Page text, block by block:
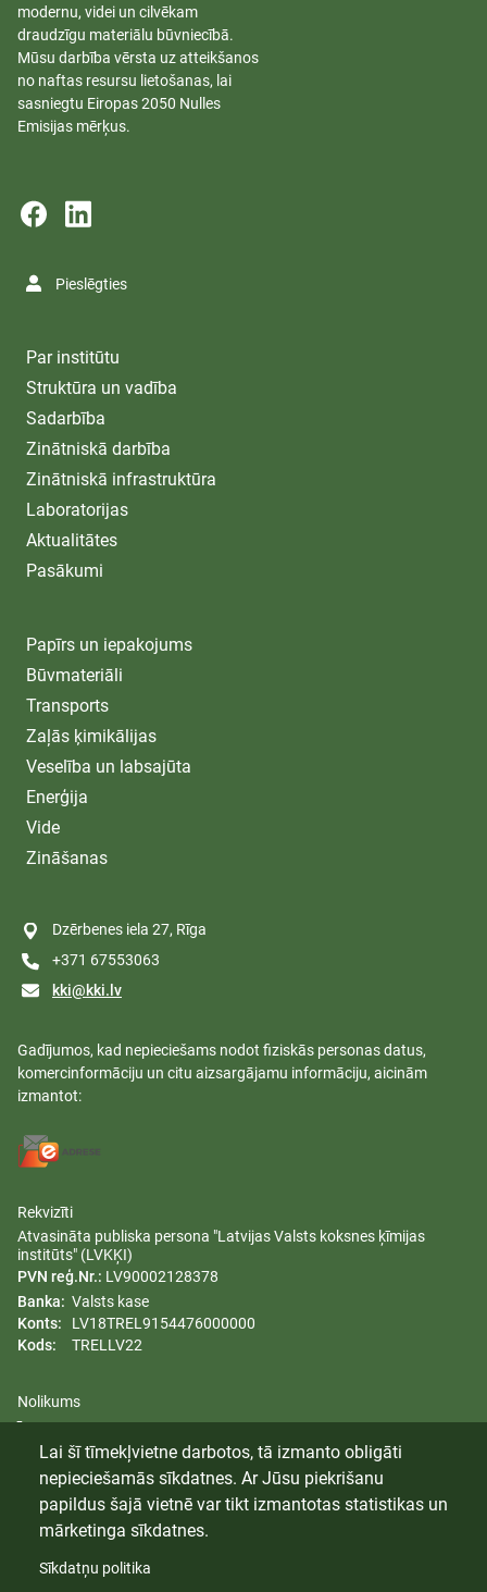
modernu, videi un cilvēkam
draudzīgu materiālu būvniecībā.
Mūsu darbība vērsta uz atteikšanos
no naftas resursu lietošanas, lai
sasniegtu Eiropas 2050 Nulles
Emisijas mērķus.
Pieslēgties
Par institūtu
Struktūra un vadība
Sadarbība
Zinātniskā darbība
Zinātniskā infrastruktūra
Laboratorijas
Aktualitātes
Pasākumi
Papīrs un iepakojums
Būvmateriāli
Transports
Zaļās ķimikālijas
Veselība un labsajūta
Enerģija
Vide
Zināšanas
Dzērbenes iela 27, Rīga
+371 67553063
kki@kki.lv
Gadījumos, kad nepieciešams nodot fiziskās personas datus,
komercinformāciju un citu aizsargājamu informāciju, aicinām
izmantot:
Rekvizīti
Atvasināta publiska persona "Latvijas Valsts koksnes ķīmijas
institūts" (LVKĶI)
PVN reģ.Nr.: LV90002128378
Banka: Valsts kase
Konts:
LV18TREL9154476000000
Kods:
TRELLV22
Nolikums
Dzimumu līdztiesības plāns
Trauksmes celšana
© 2024 Latvijas Valsts Koksnes Ķīmijas Institūts. Visas tiesības
Lai šī tīmekļvietne darbotos, tā izmanto obligāti
nepieciešamās sīkdatnes. Ar Jūsu piekrišanu
papildus šajā vietnē var tikt izmantotas statistikas un
mārketinga sīkdatnes.
Sīkdatņu politika